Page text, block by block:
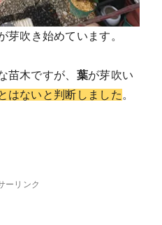
芽吹き始めています。
苗木ですが、 葉が芽吹い
はないと判断しました 。
ーリンク